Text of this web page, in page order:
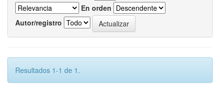
En orden
Autor/registro
Resultados 1-1 de 1.